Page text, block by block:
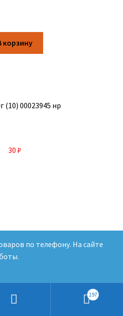
корзину
(10) 00023945 нр
30 ₽
корзину
197
по телефону. На сайте